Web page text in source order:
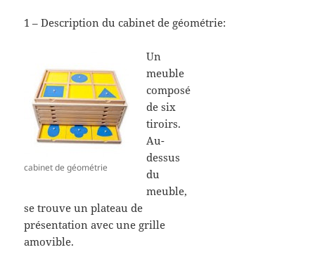
1 – Description du cabinet de géométrie:
cabinet de géométrie
Un
meuble
composé
de six
tiroirs.
Au-
dessus
du
meuble,
se trouve un plateau de
présentation avec une grille
amovible.